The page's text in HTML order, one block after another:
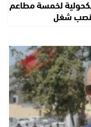
لخمسة مطاعم